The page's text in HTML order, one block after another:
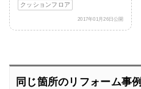
クッションフロア
2017年01月26日公開
同じ箇所のリフォーム事例